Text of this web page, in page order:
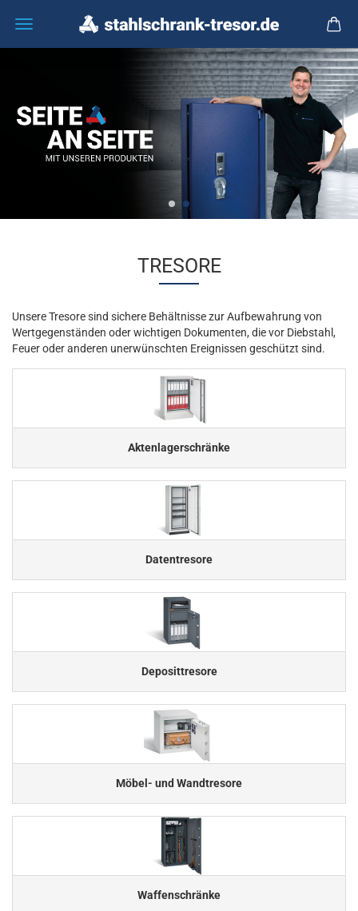
TRESORE
Unsere Tresore sind sichere Behältnisse zur Aufbewahrung von
Wertgegenständen oder wichtigen Dokumenten, die vor Diebstahl,
Feuer oder anderen unerwünschten Ereignissen geschützt sind.
Aktenlagerschränke
Datentresore
Deposittresore
Möbel- und Wandtresore
Waffenschränke